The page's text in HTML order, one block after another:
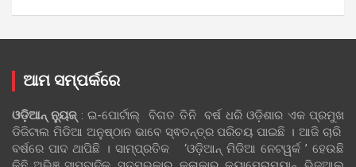
ଆମ ସମ୍ପର୍କରେ
ଓଡ଼ିଆନ୍‍ ନ୍ୟୁଜ୍‍: ଇ-ପୋର୍ଟାଲ୍ ବିଗତ ତିନି ବର୍ଷ ଧରି ଓଡ଼ିଶାର ଏକ ପ୍ରମୁଖ
ଡିଜିଟାଲ ମିଡିଆ ଅନୁଷ୍ଠାନ ଭାବେ ସ୍ଵତନ୍ତ୍ର ପରିଚୟ ପାଇଛି । ଆଜି ଚାରି
ବର୍ଷରେ ପାଦ ଥାପିଛି । ସାମ୍ପ୍ରତିକ ‘ଓଡ଼ିଆନ୍‍ ମିଡିଆ ନେଟୱର୍କ ’ ହେଉଛି